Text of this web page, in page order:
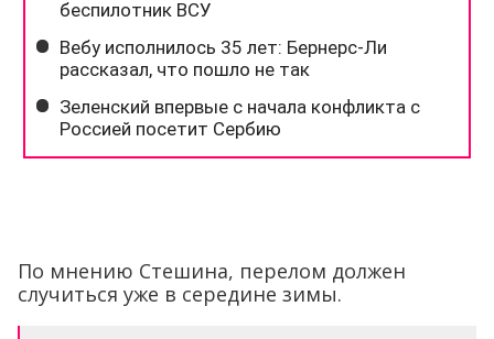
По мнению Стешина, перелом должен
случиться уже в середине зимы.